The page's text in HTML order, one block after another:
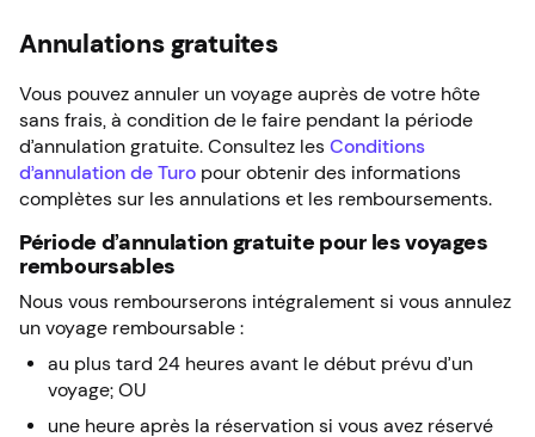
Annulations gratuites
Vous pouvez annuler un voyage auprès de votre hôte
sans frais, à condition de le faire pendant la période
d’annulation gratuite. Consultez les Conditions
d’annulation de Turo pour obtenir des informations
complètes sur les annulations et les remboursements.
Période d’annulation gratuite pour les voyages
remboursables
Nous vous rembourserons intégralement si vous annulez
un voyage remboursable :
au plus tard 24 heures avant le début prévu d’un
voyage; OU
une heure après la réservation si vous avez réservé